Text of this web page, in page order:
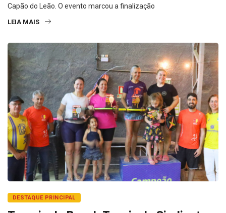
Capão do Leão. O evento marcou a finalização
LEIA MAIS
DESTAQUE PRINCIPAL